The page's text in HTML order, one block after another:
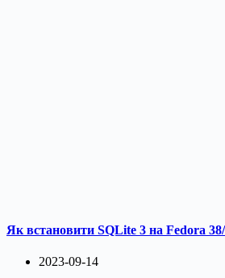
Як встановити SQLite 3 на Fedora
2023-09-14